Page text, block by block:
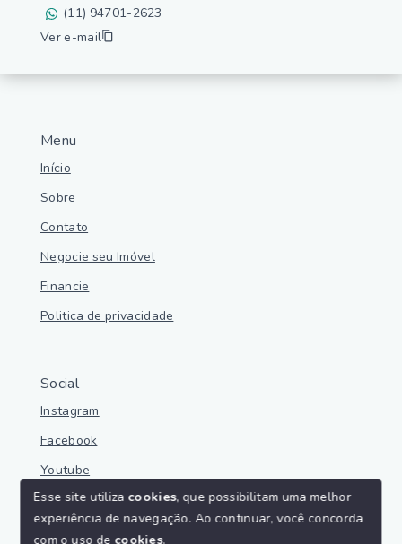
Menu
Início
Sobre
Contato
Negocie seu Imóvel
Financie
Politica de privacidade
Social
Instagram
Facebook
Youtube
(11) 94701-2623
Ver e-mail
Esse site utiliza cookies, que possibilitam uma melhor
experiência de navegação. Ao continuar, você concorda
com o uso de cookies.